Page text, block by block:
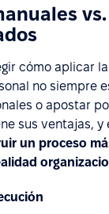
cómo aplicar
no siempre
o apostar
sus ventajas,
un proceso